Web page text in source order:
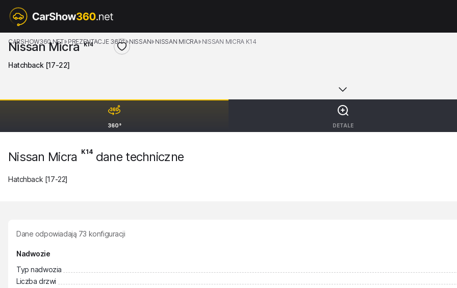
360° DETALE
CARSHOW360.NET PREZENTACJE 360° NISSAN NISSAN MICRA NISSAN MICRA K14
Nissan Micra K14
Hatchback [17-22]
Nissan Micra K14dane techniczne
Hatchback [17-22]
Dane odpowiadają 73 konfiguracji
Nadwozie
Typ nadwozia
Liczba drzwi